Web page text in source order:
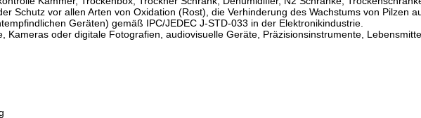
Schutz vor allen Arten von Oxidation (Rost), die Verhinderung des Wachstums von Pilzen
Geräten) gemäß IPC/JEDEC J-STD-033 in der Elektronikindustrie.
oder digitale Fotografien, audiovisuelle Geräte, Präzisionsinstrumente,